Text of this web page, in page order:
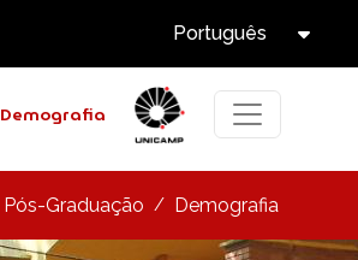
Select
Português
Demografia
Pós-Graduação Demografia